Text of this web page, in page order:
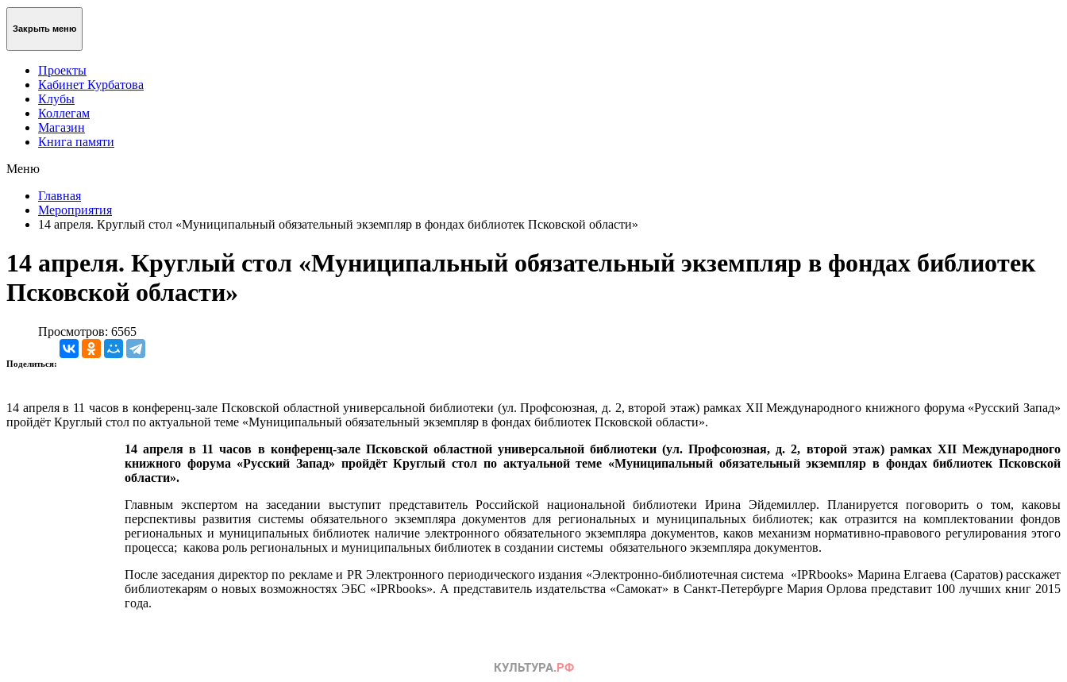
Закрыть меню
Проекты
Кабинет Курбатова
Клубы
Коллегам
Магазин
Книга памяти
Меню
Главная
Мероприятия
14 апреля. Круглый стол «Муниципальный обязательный экземпляр в фондах библиотек Псковской области»
14 апреля. Круглый стол «Муниципальный обязательный экземпляр в фондах библиотек
Псковской области»
Просмотров: 6565
Поделиться:
14 апреля в 11 часов в конференц-зале Псковской областной универсальной библиотеки (ул. Профсоюзная, д. 2, второй этаж) рамках XII Международного книжного форума «Русский Запад»
пройдёт Круглый стол по актуальной теме «Муниципальный обязательный экземпляр в фондах библиотек Псковской области».
14 апреля в 11 часов в конференц-зале Псковской областной универсальной библиотеки (ул. Профсоюзная, д. 2, второй этаж) рамках XII Международного
книжного форума «Русский Запад» пройдёт Круглый стол по актуальной теме «Муниципальный обязательный экземпляр в фондах библиотек Псковской
области».
Главным экспертом на заседании выступит представитель Российской национальной библиотеки Ирина Эйдемиллер. Планируется поговорить о том, каковы
перспективы развития системы обязательного экземпляра документов для региональных и муниципальных библиотек; как отразится на комплектовании фондов
региональных и муниципальных библиотек наличие электронного обязательного экземпляра документов, каков механизм нормативно-правового регулирования этого
процесса; какова роль региональных и муниципальных библиотек в создании системы обязательного экземпляра документов.
После заседания директор по рекламе и PR Электронного периодического издания «Электронно-библиотечная система «IPRbooks» Марина Елгаева (Саратов) расскажет
библиотекарям о новых возможностях ЭБС «IPRbooks». А представитель издательства «Самокат» в Санкт-Петербурге Мария Орлова представит 100 лучших книг 2015
года.